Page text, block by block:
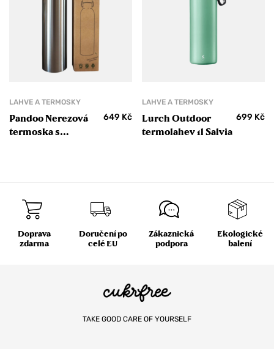
LAHVE A TERMOSKY
Pandoo Nerezová
termoska s
649 Kč
LAHVE A TERMOSKY
Lurch Outdoor
termolahev 1l Salvia
699 Kč
Doprava
zdarma
Doručení po
celé EU
Zákaznická
podpora
Ekologické
balení
TAKE GOOD CARE OF YOURSELF